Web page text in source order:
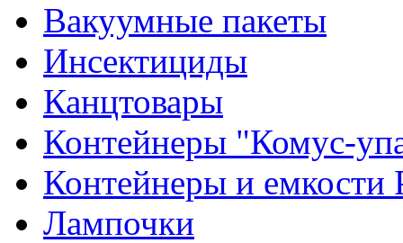
Вакуумные пакеты
Инсектициды
Канцтовары
Контейнеры "Комус-
Контейнеры и емкости
Лампочки